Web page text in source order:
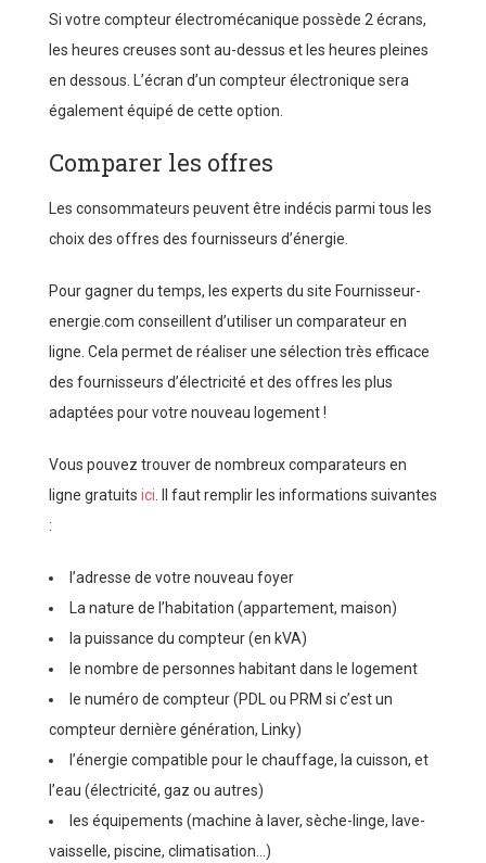
Si votre compteur électromécanique possède 2 écrans,
les heures creuses sont au-dessus et les heures pleines
en dessous. L’écran d’un compteur électronique sera
également équipé de cette option.
Comparer les offres
Les consommateurs peuvent être indécis parmi tous les
choix des offres des fournisseurs d’énergie.
Pour gagner du temps, les experts du site Fournisseur-
energie.com conseillent d’utiliser un comparateur en
ligne. Cela permet de réaliser une sélection très efficace
des fournisseurs d’électricité et des offres les plus
adaptées pour votre nouveau logement !
Vous pouvez trouver de nombreux comparateurs en
ligne gratuits ici . Il faut remplir les informations suivantes
:
l’adresse de votre nouveau foyer
La nature de l’habitation (appartement, maison)
la puissance du compteur (en kVA)
le nombre de personnes habitant dans le logement
le numéro de compteur (PDL ou PRM si c’est un
compteur dernière génération, Linky)
l’énergie compatible pour le chauffage, la cuisson, et
l’eau (électricité, gaz ou autres)
les équipements (machine à laver, sèche-linge, lave-
vaisselle, piscine, climatisation…)